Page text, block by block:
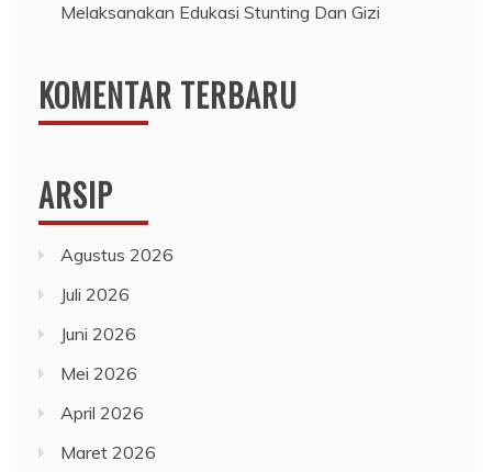
Melaksanakan Edukasi Stunting Dan Gizi
KOMENTAR TERBARU
ARSIP
Agustus 2026
Juli 2026
Juni 2026
Mei 2026
April 2026
Maret 2026